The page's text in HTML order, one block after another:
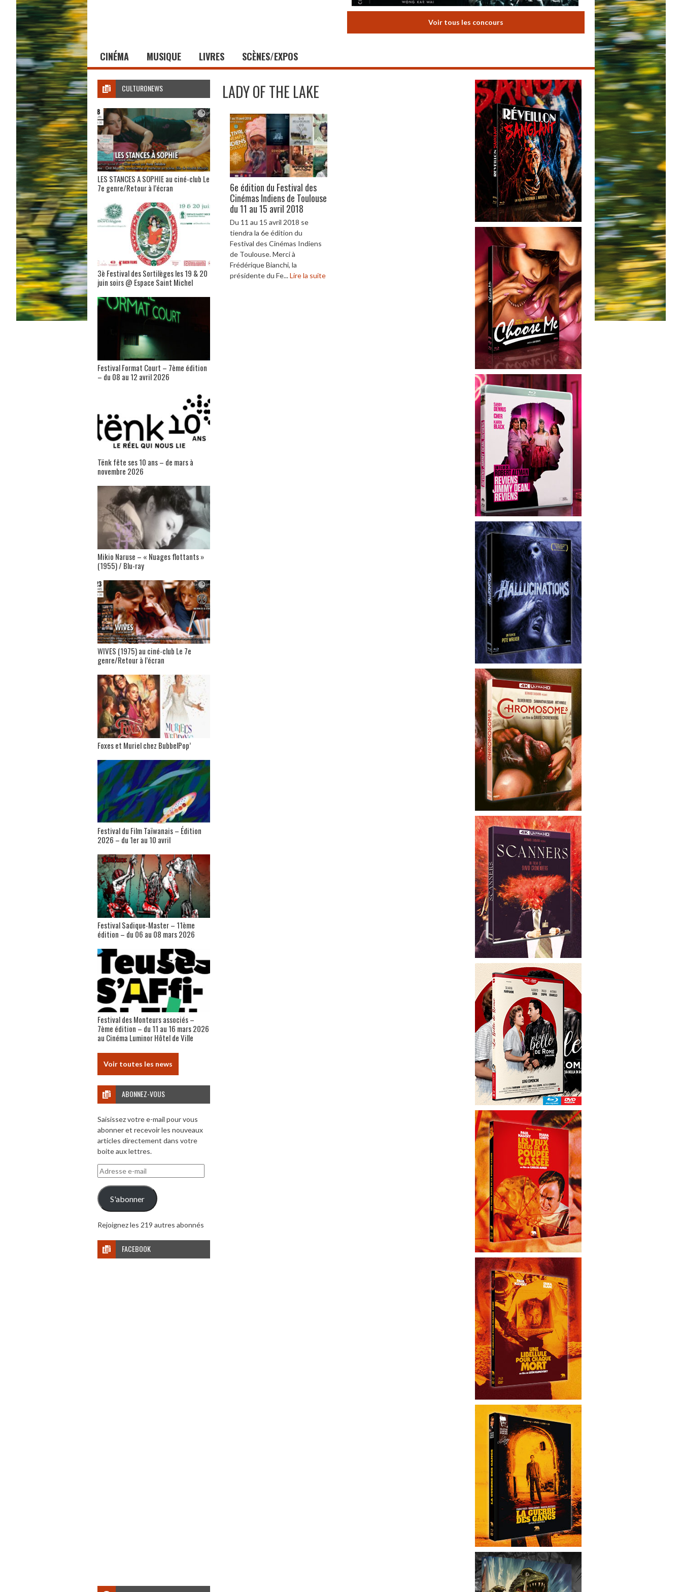
Voir tous les concours
CINÉMA MUSIQUE LIVRES SCÈNES/EXPOS
LADY OF THE LAKE
6e édition du Festival des
Cinémas Indiens de Toulouse
du 11 au 15 avril 2018
Du 11 au 15 avril 2018 se
tiendra la 6e édition du
Festival des Cinémas Indiens
de Toulouse. Merci à
Frédérique Bianchi, la
présidente du Fe...Lire la suite
CULTURONEWS
LES STANCES A SOPHIE au ciné-club Le
7e genre/Retour à l’écran
3è Festival des Sortilèges les 19 & 20
juin soirs @ Espace Saint Michel
Festival Format Court – 7ème édition
– du 08 au 12 avril 2026
Tënk fête ses 10 ans – de mars à
novembre 2026
Mikio Naruse – « Nuages flottants »
(1955) / Blu-ray
WIVES (1975) au ciné-club Le 7e
genre/Retour à l’écran
Foxes et Muriel chez BubbelPop’
Festival du Film Taïwanais – Édition
2026 – du 1er au 10 avril
Festival Sadique-Master – 11ème
édition – du 06 au 08 mars 2026
Festival des Monteurs associés –
7ème édition – du 11 au 16 mars 2026
au Cinéma Luminor Hôtel de Ville
Voir toutes les news
ABONNEZ-VOUS
Saisissez votre e-mail pour vous
abonner et recevoir les nouveaux
articles directement dans votre
boite aux lettres.
Adresse
e-
mail
S'abonner
Rejoignez les 219 autres abonnés
FACEBOOK